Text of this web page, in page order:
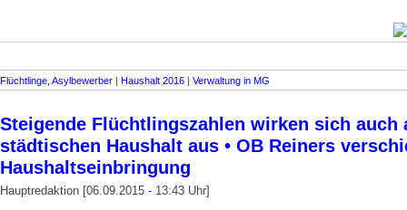
Flüchtlinge, Asylbewerber | Haushalt 2016 | Verwaltung in MG
Steigende Flüchtlingszahlen wirken sich auch
städtischen Haushalt aus • OB Reiners
Haushaltseinbringung
Hauptredaktion [06.09.2015 - 13:43 Uhr]